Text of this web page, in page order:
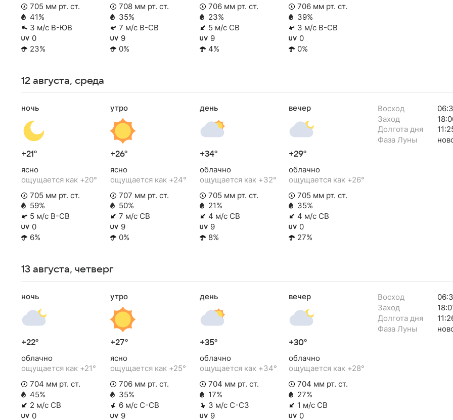
705 мм рт. ст.
41%
3 м/с В-ЮВ
0
23%
708 мм рт. ст.
35%
7 м/с В-СВ
9
0%
706 мм рт. ст.
23%
5 м/с СВ
9
4%
706 мм рт. ст.
39%
3 м/с В-СВ
0
0%
12 августа, среда
ночь
+21°
ясно
ощущается как +20°
705 мм рт. ст.
59%
5 м/с В-СВ
0
6%
утро
+26°
ясно
ощущается как +24°
707 мм рт. ст.
50%
7 м/с СВ
9
0%
день
+34°
облачно
ощущается как +32°
705 мм рт. ст.
21%
4 м/с СВ
9
8%
вечер
+29°
облачно
ощущается как +26°
705 мм рт. ст.
35%
4 м/с СВ
0
27%
Восход
Заход
Долгота дня
Фаза Луны
13 августа, четверг
ночь
+22°
облачно
ощущается как +21°
704 мм рт. ст.
45%
2 м/с СВ
0
утро
+27°
ясно
ощущается как +25°
706 мм рт. ст.
35%
6 м/с С-СВ
9
день
+35°
облачно
ощущается как +34°
704 мм рт. ст.
17%
3 м/с С-СЗ
9
вечер
+30°
облачно
ощущается как +28°
704 мм рт. ст.
27%
1 м/с СВ
0
Восход
Заход
Долгота дня
Фаза Луны